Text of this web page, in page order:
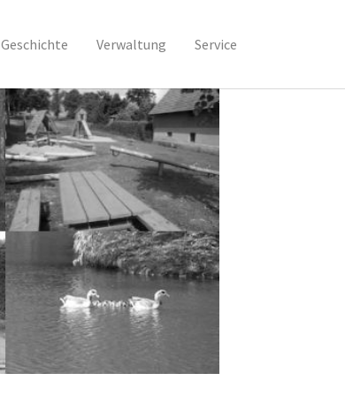
Geschichte Verwaltung Service